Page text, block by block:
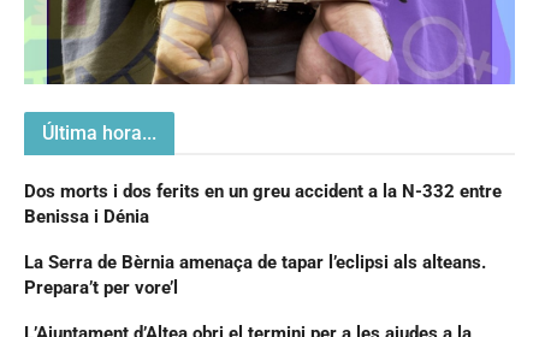
Última hora...
Dos morts i dos ferits en un greu accident a la N-332 entre
Benissa i Dénia
La Serra de Bèrnia amenaça de tapar l’eclipsi als alteans.
Prepara’t per vore’l